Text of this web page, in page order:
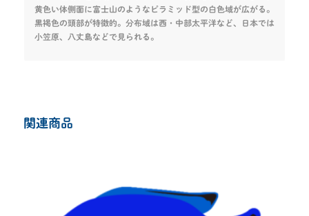
黄色い体側面に富士山のようなピラミッド型の白色域が広がる。
黒褐色の頭部が特徴的。分布域は西・中部太平洋など、日本では
小笠原、八丈島などで見られる。
関連商品